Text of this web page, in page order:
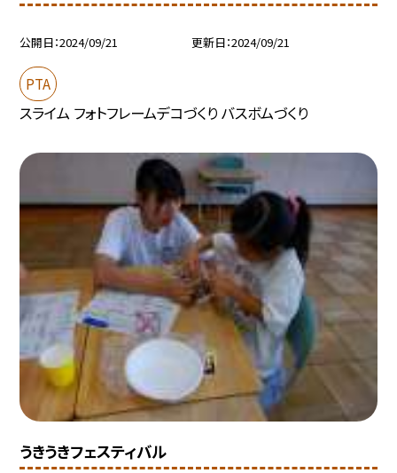
公開日 2024/09/21 更新日 2024/09/21
PTA
スライム フォトフレームデコづくり バスボムづくり
うきうきフェスティバル